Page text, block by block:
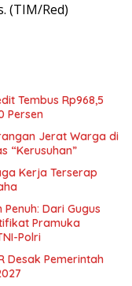
(TIM/Red)
Tembus Rp968,5
Persen
Jerat Warga di
“Kerusuhan”
Kerja Terserap
Dari Gugus
Pramuka
Polri
Desak Pemerintah